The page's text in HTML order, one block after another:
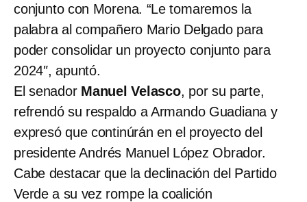
conjunto con Morena. “Le tomaremos la
palabra al compañero Mario Delgado para
poder consolidar un proyecto conjunto para
2024″, apuntó.
El senador Manuel Velasco, por su parte,
refrendó su respaldo a Armando Guadiana y
expresó que continúrán en el proyecto del
presidente Andrés Manuel López Obrador.
Cabe destacar que la declinación del Partido
Verde a su vez rompe la coalición